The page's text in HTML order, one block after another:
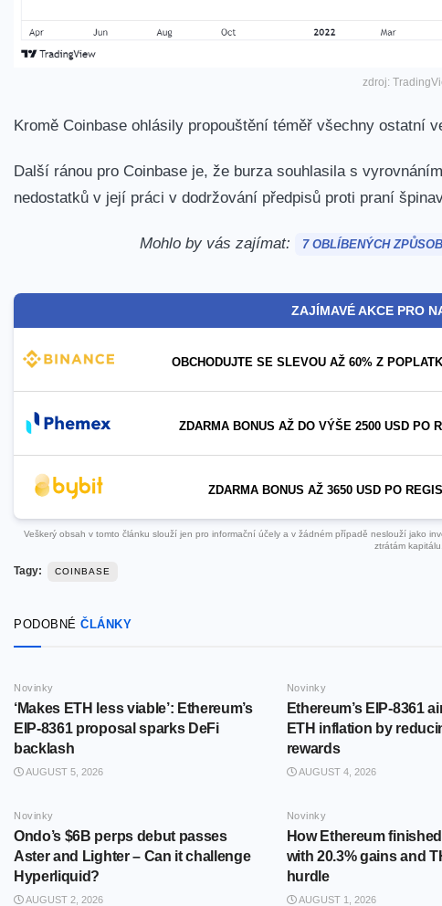
zdroj:
Kromě Coinbase ohlásily propouštění téměř všechny ostatní
Další ránou pro Coinbase je, že burza souhlasila s
nedostatků v její práci v dodržování předpisů proti praní
Mohlo by vás zajímat: 7 OBLÍBENÝCH
ZAJÍMAVÉ AKCE PRO
OBCHODUJTE SE SLEVOU AŽ 60% Z
ZDARMA BONUS AŽ DO VÝŠE 2500 USD PO
ZDARMA BONUS AŽ 3650 USD PO
Veškerý obsah v tomto článku slouží jen pro informační účely a v žádném případě neslouží jako
ztrátám kapitálu.
Tagy: COINBASE
PODOBNÉ ČLÁNKY
Novinky
‘Makes ETH less viable’: Ethereum’s
EIP-8361 proposal sparks DeFi
backlash
AUGUST 5, 2026
Novinky
Ethereum’s EIP-8361
ETH inflation by
rewards
AUGUST 4, 2026
Novinky
Ondo’s $6B perps debut passes
Aster and Lighter – Can it challenge
Hyperliquid?
AUGUST 2, 2026
Novinky
How Ethereum
with 20.3% gains and
hurdle
AUGUST 1, 2026